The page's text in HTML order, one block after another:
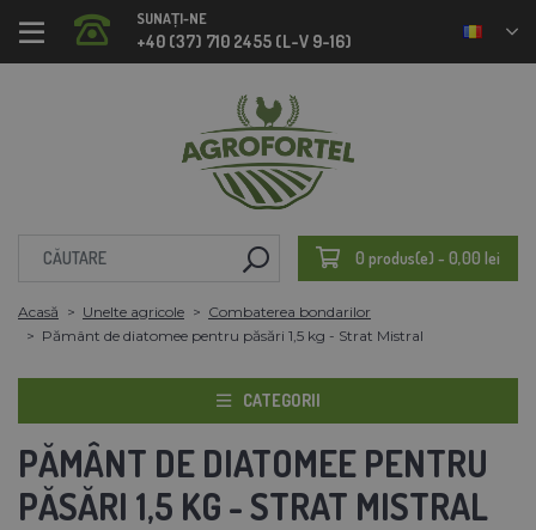
SUNAȚI-NE
+40 (37) 710 2455 (L-V 9-16)
0 produs(e) - 0,00 lei
Acasă Unelte agricole
Combaterea bondarilor
Pământ de diatomee pentru păsări 1,5 kg - Strat Mistral
CATEGORII
PĂMÂNT DE DIATOMEE PENTRU
PĂSĂRI 1,5 KG - STRAT MISTRAL